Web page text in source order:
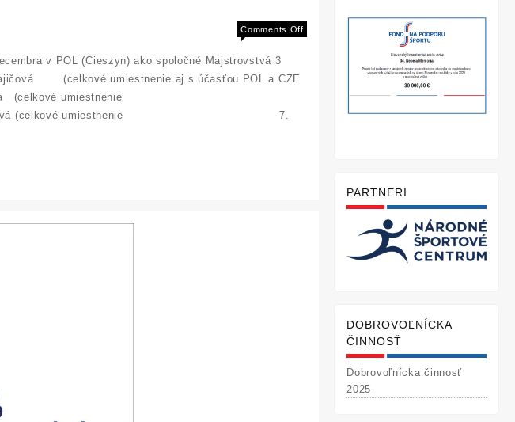
Comments Offon
v POL (Cieszyn) ako spoločné Majstrovstvá 3
(celkové umiestnenie aj s účasťou POL a CZE
(celkové umiestnenie
(celkové umiestnenie 7.
PARTNERI
DOBROVOĽNÍCKA
ČINNOSŤ
Dobrovoľnícka činnosť
2025